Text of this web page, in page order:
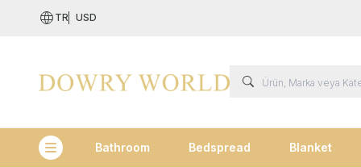
TR USD
KategorilerBathroom Bedspread Blanket